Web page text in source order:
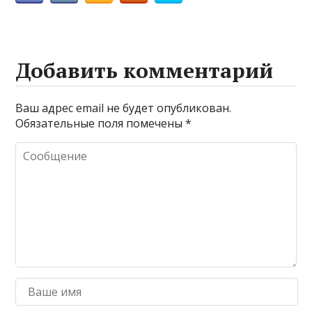
Добавить комментарий
Ваш адрес email не будет опубликован.
Обязательные поля помечены*